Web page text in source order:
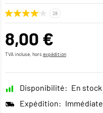
8,00 €
TVA incluse, horsexpédition
Disponibilité: En stock
Expédition: Immédiate